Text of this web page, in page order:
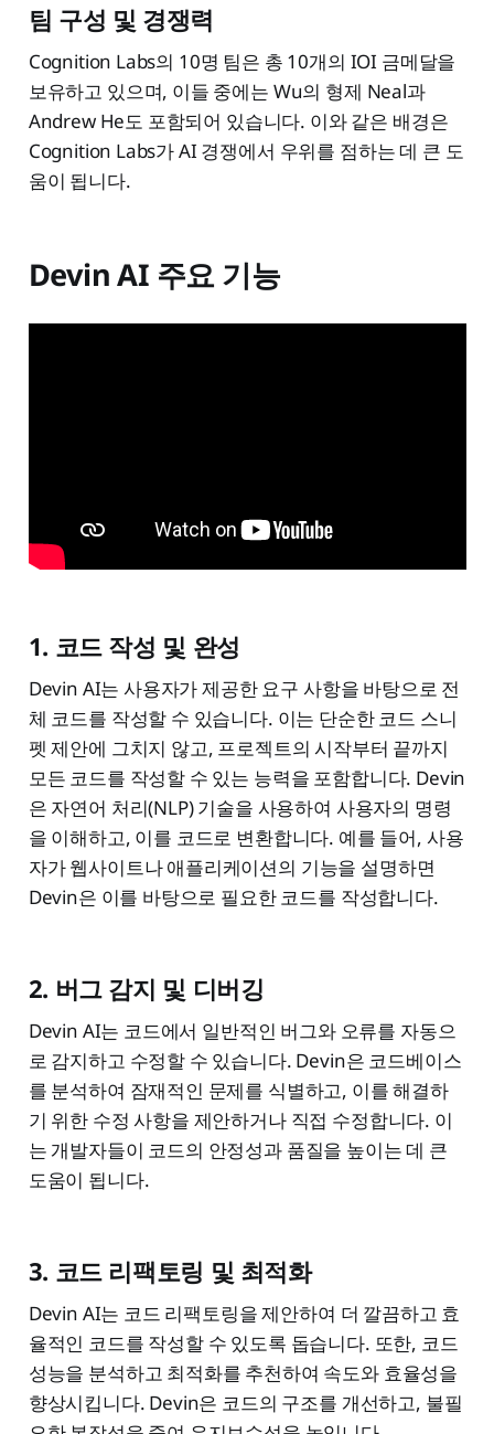
팀 구성 및 경쟁력
Cognition Labs의 10명 팀은 총 10개의 IOI 금메달을
보유하고 있으며, 이들 중에는 Wu의 형제 Neal과
Andrew He도 포함되어 있습니다. 이와 같은 배경은
Cognition Labs가 AI 경쟁에서 우위를 점하는 데 큰 도
움이 됩니다.
Devin AI 주요 기능
1. 코드 작성 및 완성
Devin AI는 사용자가 제공한 요구 사항을 바탕으로 전
체 코드를 작성할 수 있습니다. 이는 단순한 코드 스니
펫 제안에 그치지 않고, 프로젝트의 시작부터 끝까지
모든 코드를 작성할 수 있는 능력을 포함합니다. Devin
은 자연어 처리(NLP) 기술을 사용하여 사용자의 명령
을 이해하고, 이를 코드로 변환합니다. 예를 들어, 사용
자가 웹사이트나 애플리케이션의 기능을 설명하면
Devin은 이를 바탕으로 필요한 코드를 작성합니다.
2. 버그 감지 및 디버깅
Devin AI는 코드에서 일반적인 버그와 오류를 자동으
로 감지하고 수정할 수 있습니다. Devin은 코드베이스
를 분석하여 잠재적인 문제를 식별하고, 이를 해결하
기 위한 수정 사항을 제안하거나 직접 수정합니다. 이
는 개발자들이 코드의 안정성과 품질을 높이는 데 큰
도움이 됩니다.
3. 코드 리팩토링 및 최적화
Devin AI는 코드 리팩토링을 제안하여 더 깔끔하고 효
율적인 코드를 작성할 수 있도록 돕습니다. 또한, 코드
성능을 분석하고 최적화를 추천하여 속도와 효율성을
향상시킵니다. Devin은 코드의 구조를 개선하고, 불필